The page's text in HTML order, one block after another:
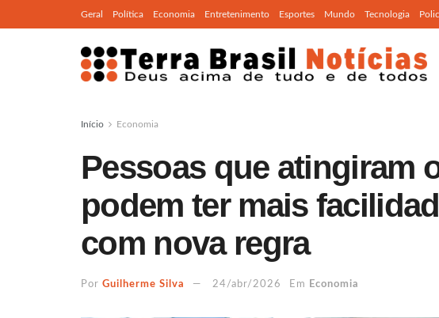
Geral Política Economia Entretenimento Esportes Mundo Tecnologia
Início Economia
Pessoas que atingiram
podem ter mais
com nova regra
Por Guilherme Silva 24/abr/2026 Em Economia